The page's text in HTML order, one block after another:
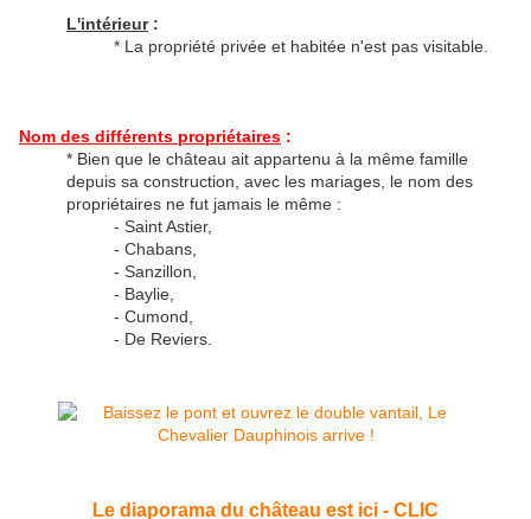
L'intérieur:
* La propriété privée et habitée n'est pas visitable.
Nom des différents propriétaires :
* Bien que le château ait appartenu à la même famille
depuis sa construction, avec les mariages, le nom des
propriétaires ne fut jamais le même :
- Saint Astier,
- Chabans,
- Sanzillon,
- Baylie,
- Cumond,
- De Reviers.
Le diaporama du château est ici - CLIC